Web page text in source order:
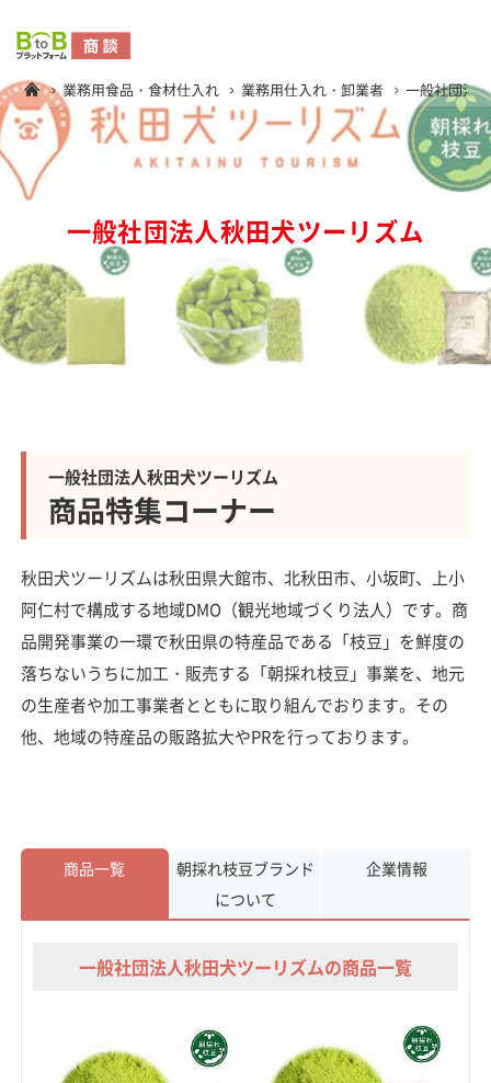
業務用食品・食材仕入れ 業務用仕入れ・卸業者 一般社団法
一般社団法人秋田犬ツーリズム
一般社団法人秋田犬ツーリズム
商品特集コーナー
秋田犬ツーリズムは秋田県大館市、北秋田市、小坂町、上小
阿仁村で構成する地域DMO（観光地域づくり法人）です。商
品開発事業の一環で秋田県の特産品である「枝豆」を鮮度の
落ちないうちに加工・販売する「朝採れ枝豆」事業を、地元
の生産者や加工事業者とともに取り組んでおります。その
他、地域の特産品の販路拡大やPRを行っております。
商品一覧
朝採れ枝豆ブランド
について
企業情報
一般社団法人秋田犬ツーリズムの商品一覧